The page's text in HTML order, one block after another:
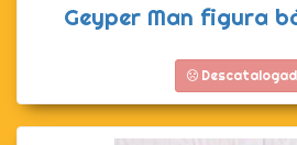
Geyper Man figura